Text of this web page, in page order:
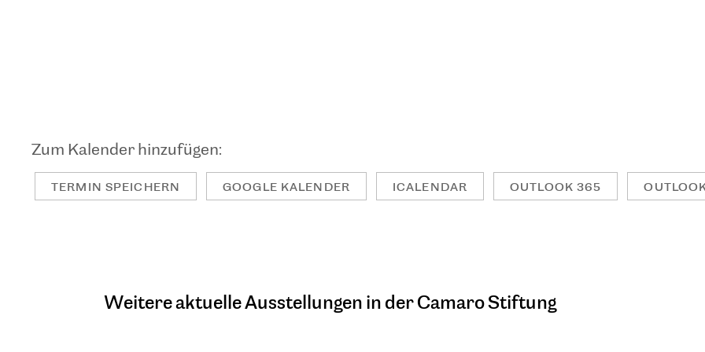
TERMIN SPEICHERN GOOGLE KALENDER ICALENDAR OUTLOOK 365
Weitere aktuelle Ausstellungen in der Camaro Stiftung